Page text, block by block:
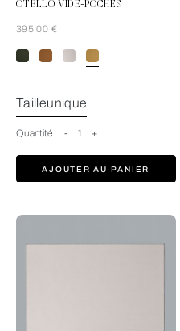
OTELLO VIDE-POCHES
395,00 €
Tailleunique
Quantité - 1 +
AJOUTER AU PANIER